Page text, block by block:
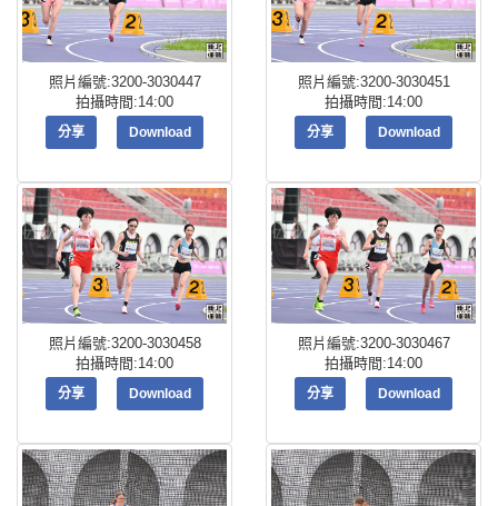
照片編號:3200-3030447
拍攝時間:14:00
分享 Download
照片編號:3200-3030451
拍攝時間:14:00
分享 Download
照片編號:3200-3030458
拍攝時間:14:00
分享 Download
照片編號:3200-3030467
拍攝時間:14:00
分享 Download